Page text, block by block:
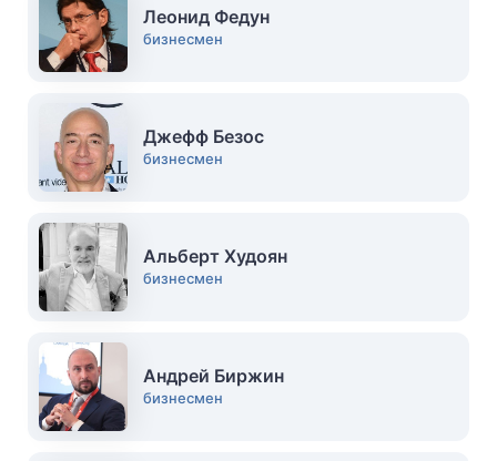
Леонид Федун
бизнесмен
Джефф Безос
бизнесмен
Альберт Худоян
бизнесмен
Андрей Биржин
бизнесмен